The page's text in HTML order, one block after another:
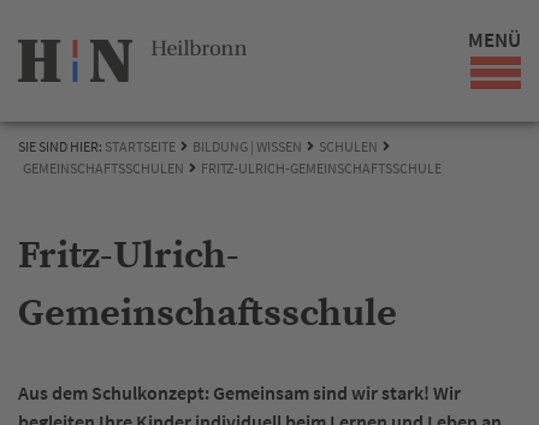
MENÜ
SIE SIND HIER: STARTSEITE BILDUNG | WISSEN
SCHULEN
GEMEINSCHAFTSSCHULEN
FRITZ-ULRICH-GEMEINSCHAFTSSCHULE
Fritz-Ulrich-
Gemeinschaftsschule
Aus dem Schulkonzept: Gemeinsam sind wir stark! Wir